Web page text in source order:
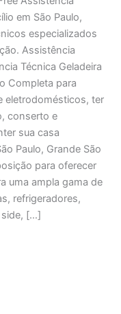
em São Paulo,
especializados
Assistência
Técnica Geladeira
Completa para
eletrodomésticos, ter
conserto e
sua casa
Paulo, Grande São
para oferecer
uma ampla gama de
refrigeradores,
side, […]